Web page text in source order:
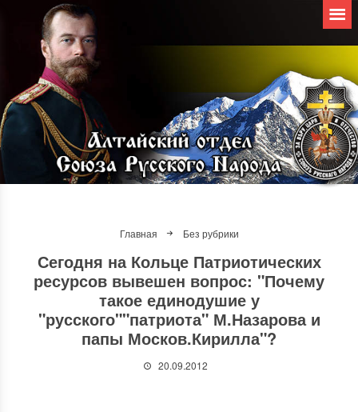
Главная Без рубрики
Сегодня на Кольце Патриотических
ресурсов вывешен вопрос: "Почему
такое единодушие у
"русского""патриота" М.Назарова и
папы Москов.Кирилла"?
20.09.2012